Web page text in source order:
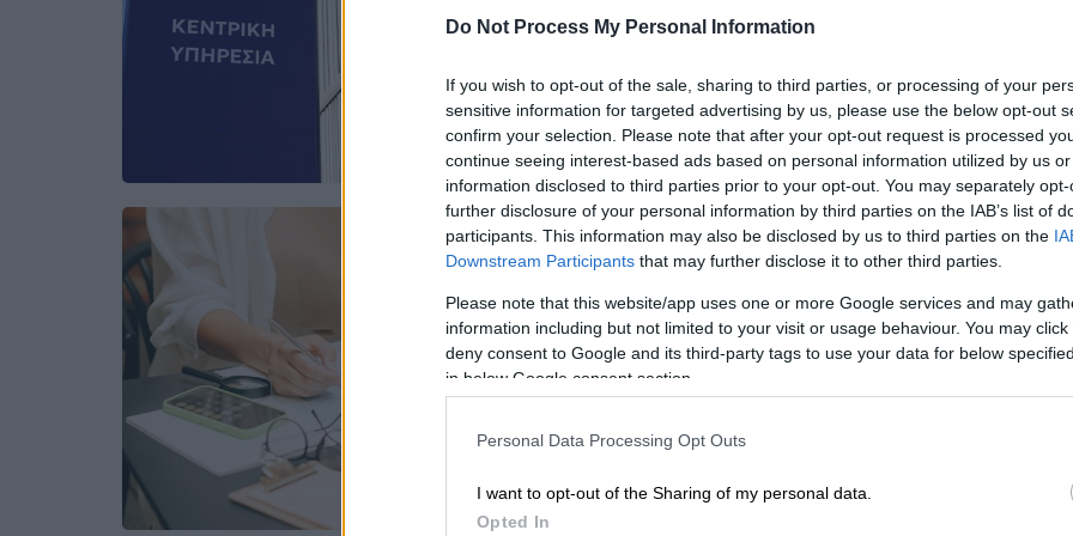
Do Not Process My Personal Information
If you wish to opt-out of the sale, sharing to third parties, or processing of your
sensitive information for targeted advertising by us, please use the below opt-out
confirm your selection. Please note that after your opt-out request is processed
continue seeing interest-based ads based on personal information utilized by us
information disclosed to third parties prior to your opt-out. You may separately
further disclosure of your personal information by third parties on the IAB’s list of
participants. This information may also be disclosed by us to third parties on the
Downstream Participants that may further disclose it to other third parties.
Please note that this website/app uses one or more Google services and may
information including but not limited to your visit or usage behaviour. You may
deny consent to Google and its third-party tags to use your data for below
in below Google consent section.
Personal Data Processing Opt Outs
I want to opt-out of the Sharing of my personal data.
Opted In
αφορά
Τα 6 βασικά σημεία και η προϋπόθεση
ΑΑΔΕ: Ανοικτή για οφειλέτες η
ρύθμιση των 72 δόσεων - Ποιους
φορολογούμενους αφορά